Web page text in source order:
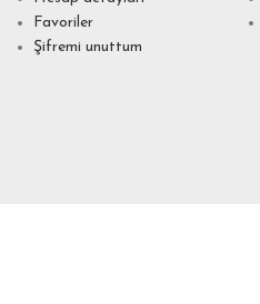
Favoriler
Şifremi unuttum